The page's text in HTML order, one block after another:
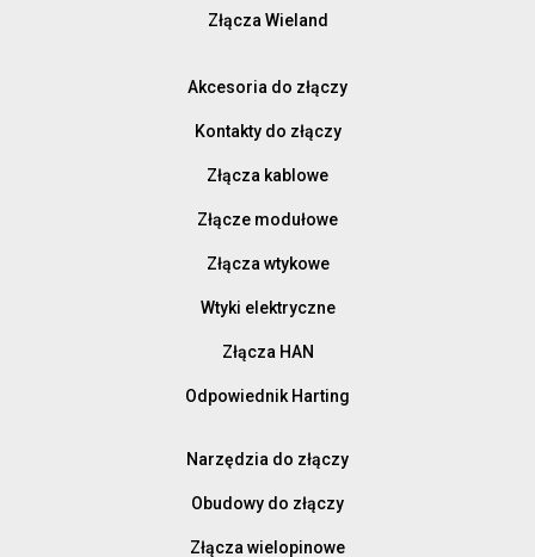
Złącza Wieland
Akcesoria do złączy
Kontakty do złączy
Złącza kablowe
Złącze modułowe
Złącza wtykowe
Wtyki elektryczne
Złącza HAN
Odpowiednik Harting
Narzędzia do złączy
Obudowy do złączy
Złącza wielopinowe